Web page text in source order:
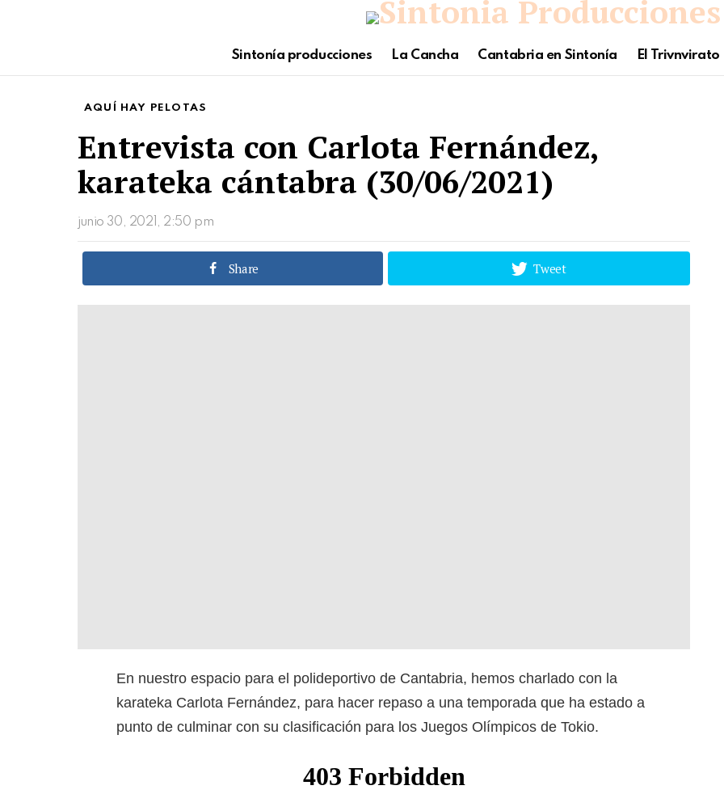
Sintonía producciones La Cancha Cantabria en Sintonía El Trivnvirato
AQUÍ HAY PELOTAS
Entrevista con Carlota Fernández,
karateka cántabra (30/06/2021)
junio 30, 2021, 2:50 pm
Share Tweet
En nuestro espacio para el polideportivo de Cantabria, hemos charlado con la
karateka Carlota Fernández, para hacer repaso a una temporada que ha estado a
punto de culminar con su clasificación para los Juegos Olímpicos de Tokio.